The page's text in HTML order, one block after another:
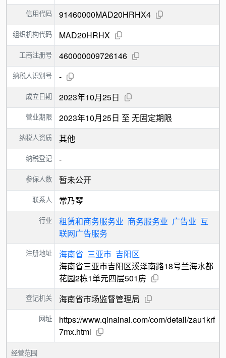
信用代码 91460000MAD20HRHX4
组织机构代码 MAD20HRHX
工商注册号 460000009726146
纳税人识别号 -
成立日期 2023年10月25日
营业期限 2023年10月25日 至 无固定期限
纳税人资质 其他
纳税登记 -
参保人数 暂未公开
联系人 常乃琴
行业 租赁和商务服务业 商务服务业 广告业 互
联网广告服务
注册地址 海南省 三亚市 吉阳区
海南省三亚市吉阳区溪泽南路18号兰海水都
花园2栋1单元四层501房
登记机关 海南省市场监督管理局
网址
https://www.qinainai.com/com/detail/zau1krf
7mx.html
经营范围